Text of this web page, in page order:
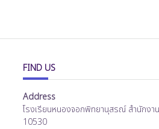
FIND US
Address
โรงเรียนหนองจอกพิทยานุสรณ์ สำนักงา
10530